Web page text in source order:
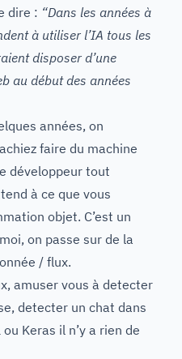
dire : “Dans les années à
à utiliser l’IA tous les
disposer d’une
au début des années
années, on
faire du machine
développeur tout
à ce que vous
objet. C’est un
on passe sur de la
/ flux.
amuser vous à detecter
detecter un chat dans
Keras il n’y a rien de